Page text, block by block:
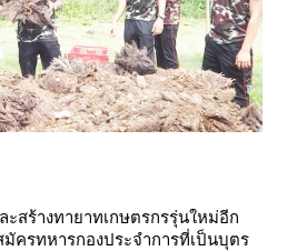
ะสร้างทายาทเกษตรกรรุ่นใหม่อีก
ครทหารกองประจำการที่เป็นบุตร